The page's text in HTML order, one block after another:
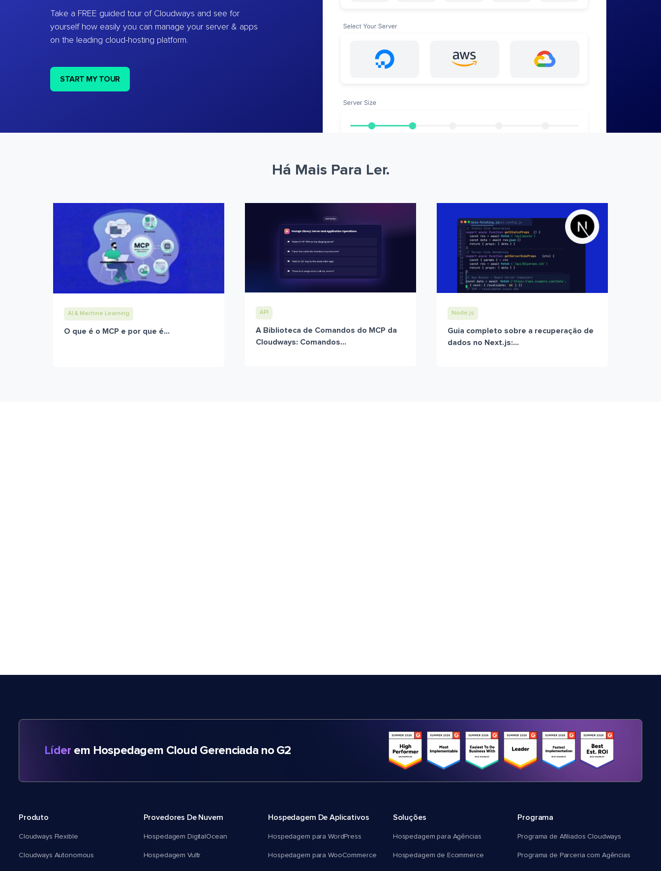
Take a FREE guided tour of Cloudways and see for
yourself how easily you can manage your server & apps
on the leading cloud-hosting platform.
START MY TOUR
Há Mais Para Ler.
AI & Machine Learning
O que é o MCP e por que é...
API
A Biblioteca de Comandos do MCP da
Cloudways: Comandos...
Node.js
Guia completo sobre a recuperação de
dados no Next.js:...
Líder em Hospedagem Cloud Gerenciada no G2
Produto
Cloudways Flexible
Cloudways Autonomous
Provedores De Nuvem
Hospedagem DigitalOcean
Hospedagem Vultr
Hospedagem De Aplicativos
Hospedagem para WordPress
Hospedagem para WooCommerce
Soluções
Hospedagem para Agências
Hospedagem de Ecommerce
Programa
Programa de Afiliados Cloudways
Programa de Parceria com Agências